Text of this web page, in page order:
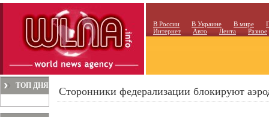
В России В Украине В мире
Интернет
Авто Лента Разное
ТОП ДНЯ Сторонники федерализации блокируют